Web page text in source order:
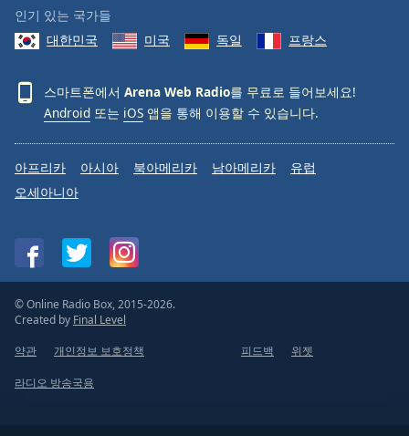
인기 있는 국가들
대한민국
미국 독일 프랑스
스마트폰에서 Arena Web Radio를 무료로 들어보세요!
Android 또는 iOS 앱을 통해 이용할 수 있습니다.
아프리카 아시아 북아메리카 남아메리카
유럽
오세아니아
© Online Radio Box, 2015-2026.
Created by Final Level
약관
개인정보 보호정책 피드백 위젯
라디오 방송국용